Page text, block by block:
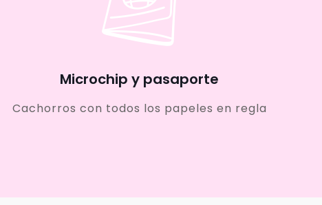
Microchip y pasaporte
Cachorros con todos los papeles en regla